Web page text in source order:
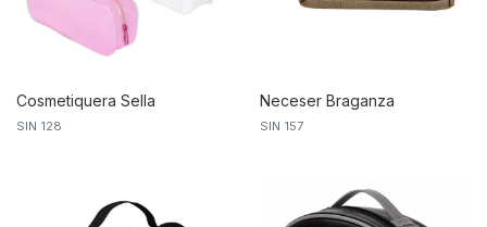
Cosmetiquera Sella
SIN 128
Neceser Braganza
SIN 157